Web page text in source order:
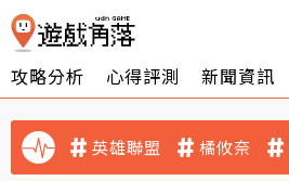
攻略分析 心得評測 新聞資訊
英雄聯盟 橘攸奈